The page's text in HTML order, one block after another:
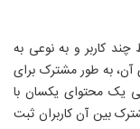
کاربر و به نوعی به
آن، به طور مشترک برای
یک محتوای یکسان با
بین آن کاربران ثبت